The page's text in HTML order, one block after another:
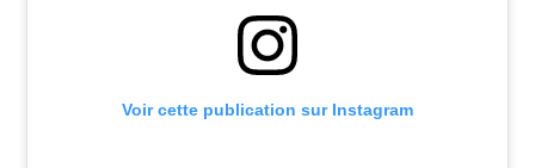
Voir cette publication sur Instagram